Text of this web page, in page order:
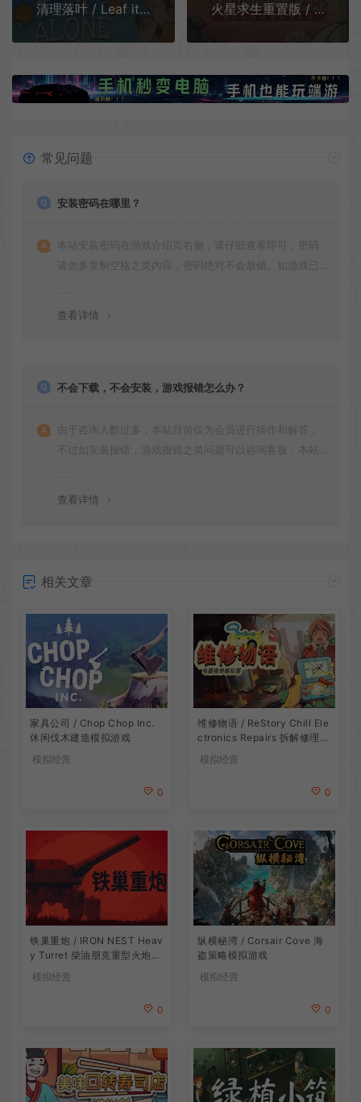
清理落叶 / Leaf it Alone 休闲解压清洁模拟游戏
火星求生重置版 / Surviving Mars Relaunched 科幻城市建设游戏
常见问题
安装密码在哪里？
本站安装密码在游戏介绍页右侧，请仔细查看即可，密码
请勿多复制空格之类内容，密码绝对不会放错。如游戏已
查看详情
不会下载，不会安装，游戏报错怎么办？
由于咨询人数过多，本站目前仅为会员进行操作和解答，
不过如安装报错，游戏报错之类问题可以咨询客服，本站
查看详情
相关文章
家具公司 / Chop Chop Inc.
休闲伐木建造模拟游戏
模拟经营
0
维修物语 / ReStory Chill Ele
ctronics Repairs 拆解修理模
拟游戏
模拟经营
0
铁巢重炮 / IRON NEST Heav
y Turret 柴油朋克重型火炮游
模拟经营
0
纵横秘湾 / Corsair Cove 海
盗策略模拟游戏
模拟经营
0